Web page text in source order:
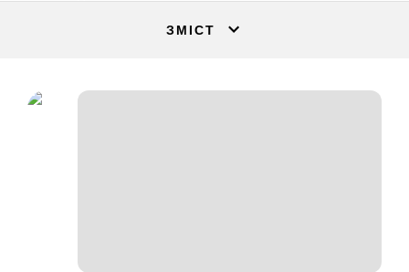
ЗМІСТ